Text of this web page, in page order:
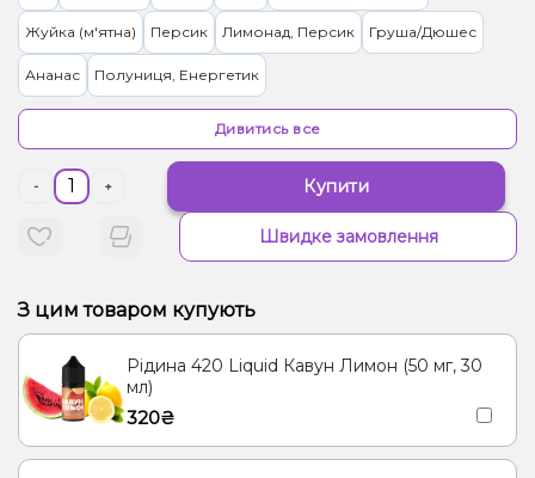
Жуйка (м'ятна) Персик Лимонад, Персик Груша/Дюшес
Ананас Полуниця, Енергетик
Абрикос Гранат Полуниця Кактус, Лайм
Кокос, Манго Морозиво, Чорниця/Лохина
Грейпфрут М'ята Ківі, Полуниця Виноград, Манго
Дивитись все
- + Купити
Швидке замовлення
З цим товаром купують
Рідина 420 Liquid Кавун Лимон (50 мг, 30
мл)
320₴